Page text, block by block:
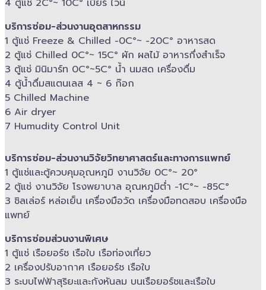
4 ตู้แช่ 2C°~ 10​C° เบียร์ ไวน์
บริการซ่อม-​ส่วนงานอุตสาหกรรม
1 ตู้แช่ Freeze &​ Chilled -​0C°~ -​20C° อาหารสด
2 ตู้แช่ Chilled​ 0C°~ 15C° ผัก ผลไม้ อาหารกึ่งสำเร็จ
3 ตู้แช่​ มินิมาร์ท 0C°~5C° น้ำ นมสด เครื่องดื่ม
4 ตู้น้ำดื่มสแตนเลส​ 4 ~ 6 ก๊อก
5 Chilled Mac​hine
6 Air dryer
7 Humudity Control Unit
บริการซ่อม-​ส่วนงานวิจัยวิทยาศาสตร์และทางการแพทย์
1 ตู้แช่และตู้ควบคุม​อุณหภูมิ​ งานวิจัย 0C°~ 20°
2 ตู้แช่ งานวิจัย โรงพยาบาล อุณหภูมิ​ต่ำ -​1C°~ -​85C°
3 ชิลเล่อร์ หล่อเย็น เครื่องมือวัด เครื่องมือทดสอบ เครื่องมือ
แพทย์
บริการซ่อมส่วนงานพิเศษ
1 ตู้แช่ เรือยอร์ช เรือใบ เรือท่องเที่ยว
2 เครื่องปรับอากาศ เรือยอร์ช เรือใบ
3 ระบบไฟฟ้าสุริยะและกังหันลม บนเรือยอร์ช​และเรือใบ